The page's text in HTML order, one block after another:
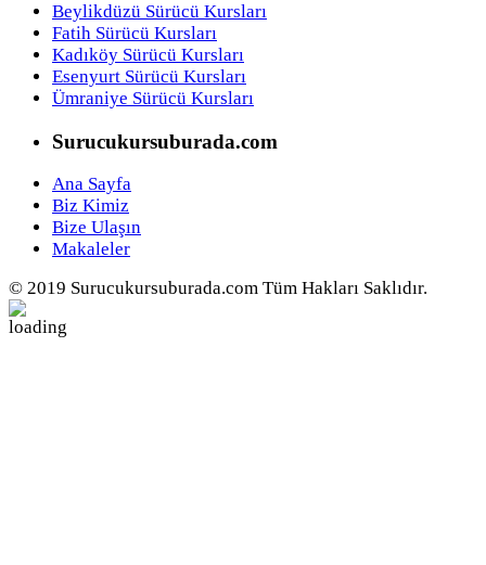
Beylikdüzü Sürücü Kursları
Fatih Sürücü Kursları
Kadıköy Sürücü Kursları
Esenyurt Sürücü Kursları
Ümraniye Sürücü Kursları
Surucukursuburada.com
Ana Sayfa
Biz Kimiz
Bize Ulaşın
Makaleler
© 2019 Surucukursuburada.com Tüm Hakları Saklıdır.